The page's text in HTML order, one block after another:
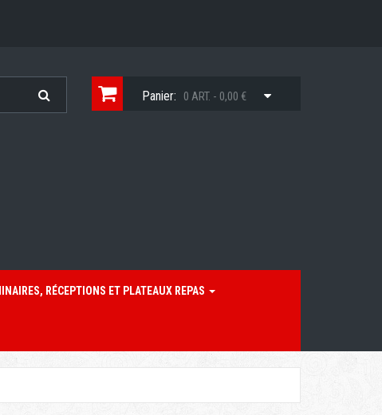
Panier: 0 ART. - 0,00 €
RÉCEPTIONS ET PLATEAUX REPAS